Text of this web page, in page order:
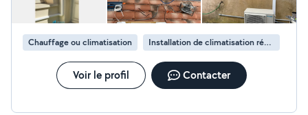
Chauffage ou climatisation Installation de climatisation réversible
Voir le profil Contacter